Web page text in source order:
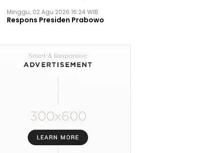
Minggu, 02 Agu 2026 16:24 WIB
Respons Presiden Prabowo